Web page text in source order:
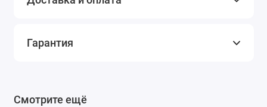
Гарантия
Смотрите ещё